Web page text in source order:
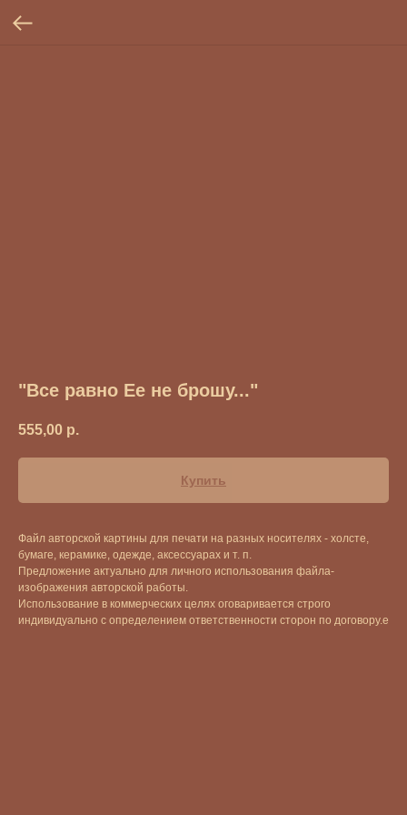
"Все равно Ее не брошу..."
555,00 р.
Купить
Файл авторской картины для печати на разных носителях - холсте,
бумаге, керамике, одежде, аксессуарах и т. п.
Предложение актуально для личного использования файла-
изображения авторской работы.
Использование в коммерческих целях оговаривается строго
индивидуально с определением ответственности сторон по договору.е